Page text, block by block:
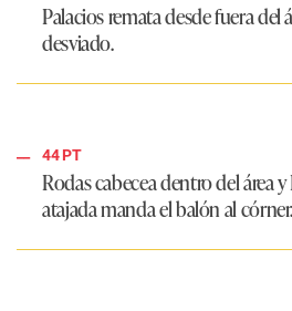
Palacios remata desde fuera del
desviado.
44 PT
Rodas cabecea dentro del área
atajada manda el balón al córner.